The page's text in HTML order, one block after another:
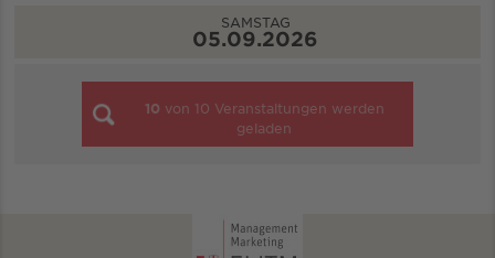
SAMSTAG
05.09.2026
10 von 10 Veranstaltungen werden
geladen